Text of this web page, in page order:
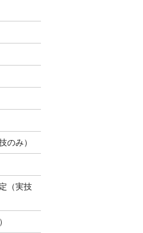
のみ）
（実技